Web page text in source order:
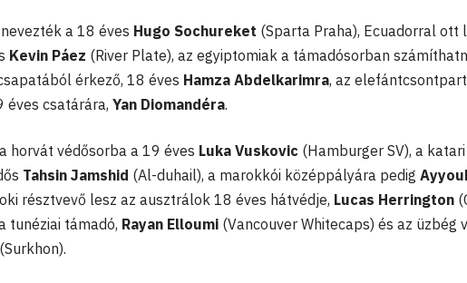
a 18 éves Hugo Sochureket (Sparta Praha), Ecuadorral ott
Kevin Páez (River Plate), az egyiptomiak a támadósorban
érkező, 18 éves Hamza Abdelkarimra, az
éves csatárára, Yan Diomandéra.
horvát védősorba a 19 éves Luka Vuskovic (Hamburger SV), a
Tahsin Jamshid (Al-duhail), a marokkói középpályára pedig
résztvevő lesz az ausztrálok 18 éves hátvédje, Lucas Herrington
tunéziai támadó, Rayan Elloumi (Vancouver Whitecaps) és az üzbég
(Surkhon).